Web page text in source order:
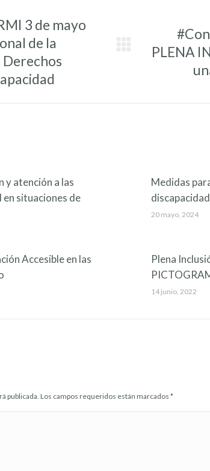
3 de mayo
de la
Derechos
Entrada
PLENA
y atención a las
en situaciones de
Medidas
discapacidad
20 mayo, 2024
Accesible en las
Plena
14 junio, 2022
publicada. Los campos requeridos están marcados *